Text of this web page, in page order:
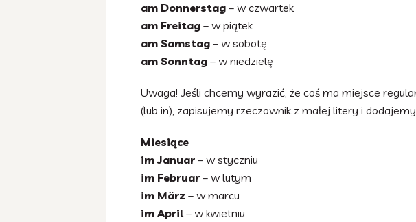
am Donnerstag– w czwartek
am Freitag– w piątek
am Samstag– w sobotę
am Sonntag– w niedzielę
Uwaga! Jeśli chcemy wyrazić, że coś ma miejsce
(lub in), zapisujemy rzeczownik z małej litery i
Miesiące
im Januar– w styczniu
im Februar– w lutym
im März – w marcu
im April– w kwietniu